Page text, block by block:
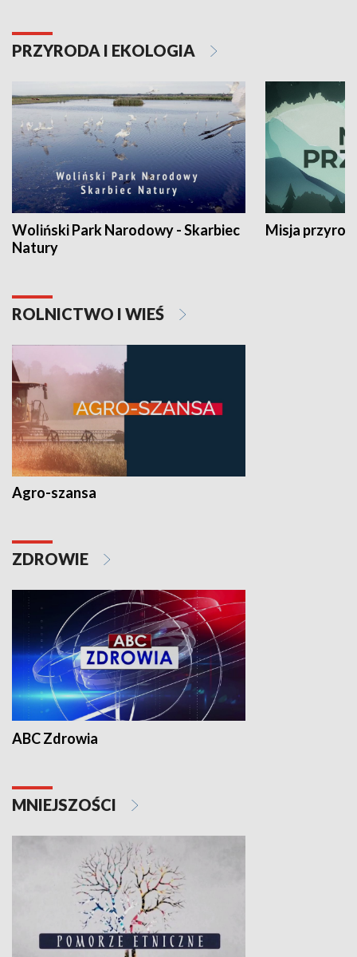
PRZYRODA I EKOLOGIA
Woliński Park Narodowy - Skarbiec
Natury
Misja
ROLNICTWO I WIEŚ
Agro-szansa
ZDROWIE
ABC Zdrowia
MNIEJSZOŚCI